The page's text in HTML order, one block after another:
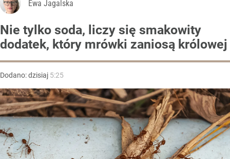
Ewa Jagalska
Nie tylko soda, liczy się smakowity
dodatek, który mrówki zaniosą królowej
Dodano:dzisiaj 5:25